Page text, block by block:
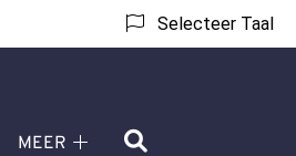
Selecteer Taal
MEER